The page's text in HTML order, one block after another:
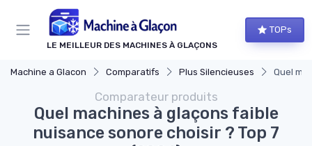
LE MEILLEUR DES MACHINES À GLAÇONS
TOPs
Machine a Glacon Comparatifs Plus Silencieuses Quel
Comparateur produits
Quel machines à glaçons faible
nuisance sonore choisir ? Top 7
Panneau de gestion des cookies